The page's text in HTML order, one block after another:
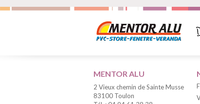
MENTOR ALU
2 Vieux chemin de Sainte Musse
83100 Toulon